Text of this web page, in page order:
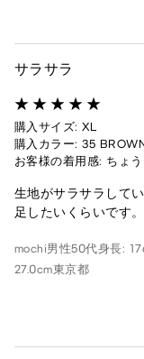
サラサラ
購入サイズ: XL
購入カラー: 35
お客様の着用感: ちょ
生地がサラサラして
足したいくらいです。
mochi男性50代身長:
27.0cm東京都